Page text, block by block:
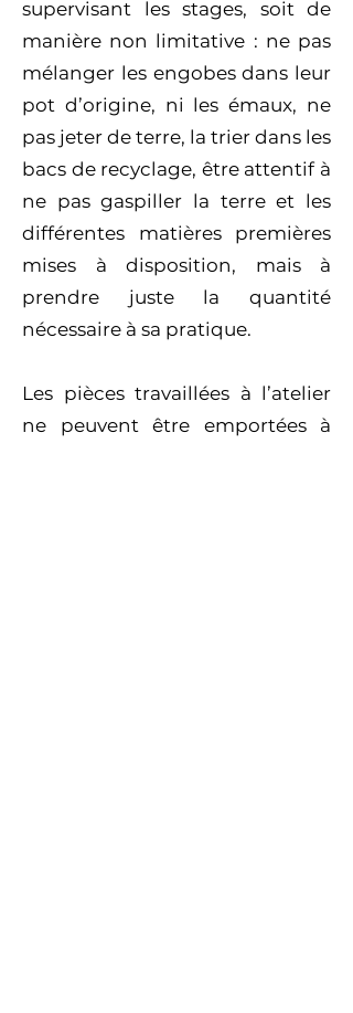
supervisant les stages, soit de
manière non limitative : ne pas
mélanger les engobes dans leur
pot d’origine, ni les émaux, ne
pas jeter de terre, la trier dans les
bacs de recyclage, être attentif à
ne pas gaspiller la terre et les
différentes matières premières
mises à disposition, mais à
prendre juste la quantité
nécessaire à sa pratique.
Les pièces travaillées à l’atelier
ne peuvent être emportées à